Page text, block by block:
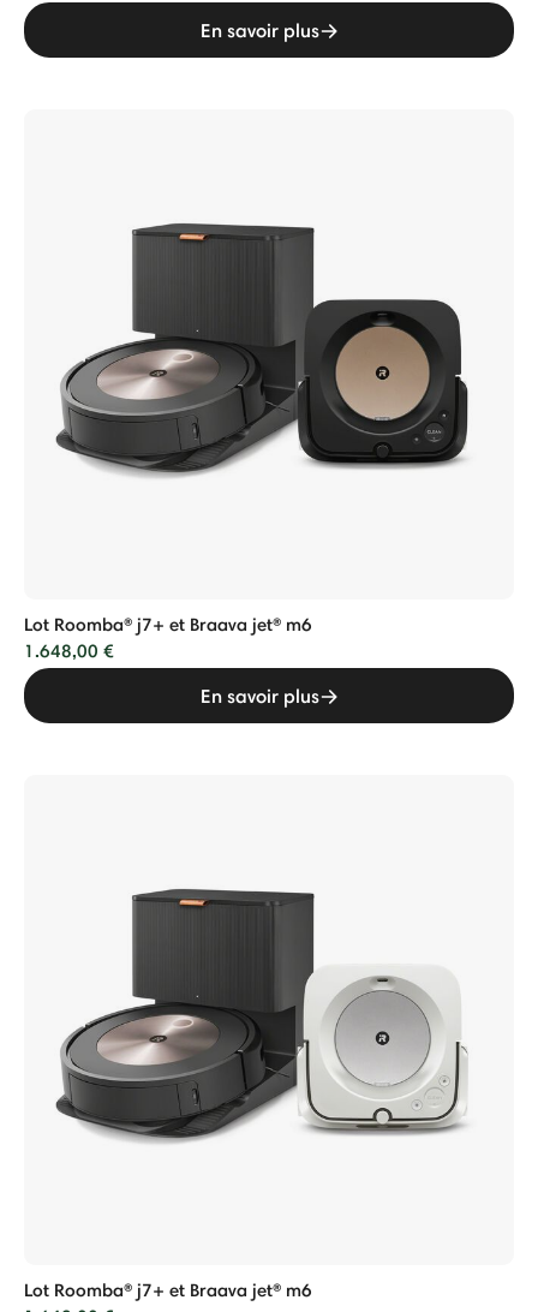
En savoir plus
Lot Roomba® j7+ et Braava jet® m6
1.648,00 €
En savoir plus
Lot Roomba® j7+ et Braava jet® m6